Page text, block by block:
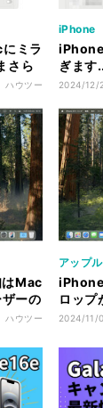
ミラ
さら
ハウツー
iPhone
ぎます
iPhone
2024/12/
Mac
ーの
ハウツー
アップル
ロップ
2024/11/